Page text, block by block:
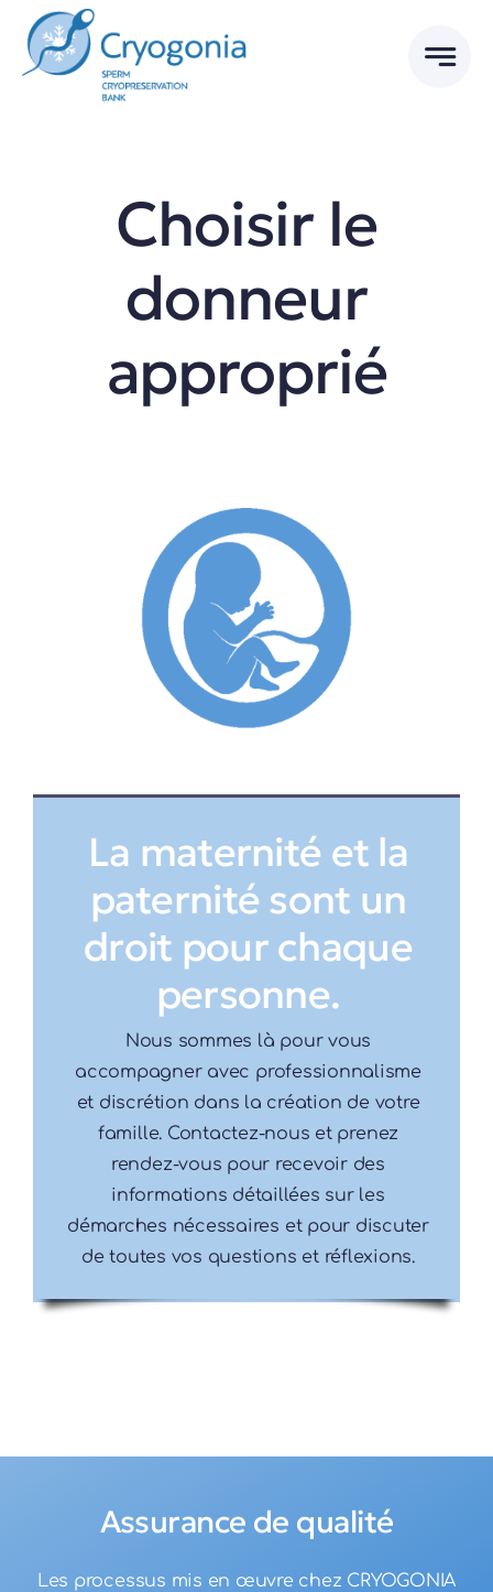
Skip
content
Choisir le
donneur
approprié
La maternité et la
paternité sont un
droit pour chaque
personne.
Nous sommes là pour vous
accompagner avec professionnalisme
et discrétion dans la création de votre
famille. Contactez-nous et prenez
rendez-vous pour recevoir des
informations détaillées sur les
démarches nécessaires et pour discuter
de toutes vos questions et réflexions.
Assurance de qualité
Les processus mis en œuvre chez CRYOGONIA